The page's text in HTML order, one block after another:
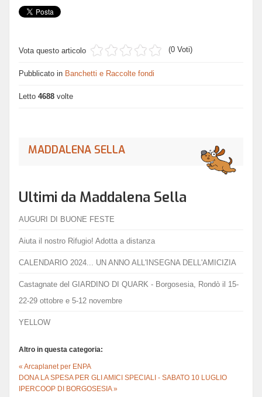
Vota questo articolo (0 Voti)
Pubblicato in Banchetti e Raccolte fondi
Letto 4688 volte
MADDALENA SELLA
Ultimi da Maddalena Sella
AUGURI DI BUONE FESTE
Aiuta il nostro Rifugio! Adotta a distanza
CALENDARIO 2024... UN ANNO ALL'INSEGNA DELL'AMICIZIA
Castagnate del GIARDINO DI QUARK - Borgosesia, Rondò il 15-
22-29 ottobre e 5-12 novembre
YELLOW
Altro in questa categoria:
« Arcaplanet per ENPA
DONA LA SPESA PER GLI AMICI SPECIALI - SABATO 10 LUGLIO
IPERCOOP DI BORGOSESIA »